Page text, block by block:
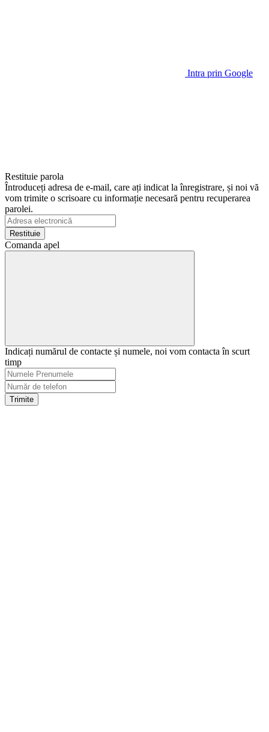
Intra prin Google
Restituie parola
Întroduceți adresa de e-mail, care ați indicat la înregistrare, și noi vă
vom trimite o scrisoare cu informație necesară pentru recuperarea
parolei.
Restituie
Comanda apel
Indicați numărul de contacte și numele, noi vom contacta în scurt
timp
Trimite